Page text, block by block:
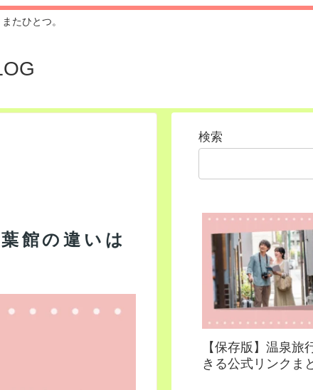
たひとつ。
館の違いは
検索
【保存版】温泉旅
きる公式リンクま